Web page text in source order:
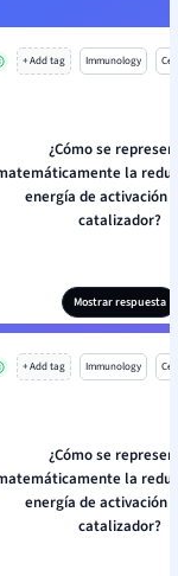
+ Add tag Immunology
¿Cómo se
la
energía de activación
catalizador?
Mostrar respuesta
+ Add tag Immunology
¿Cómo se
la
energía de activación
catalizador?